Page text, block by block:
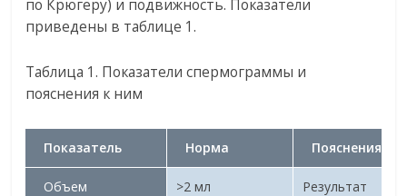
по Крюгеру) и подвижность. Показатели
приведены в таблице 1.
Таблица 1. Показатели спермограммы и
пояснения к ним
Показатель Норма Пояснения
Объем >2 мл
Результат